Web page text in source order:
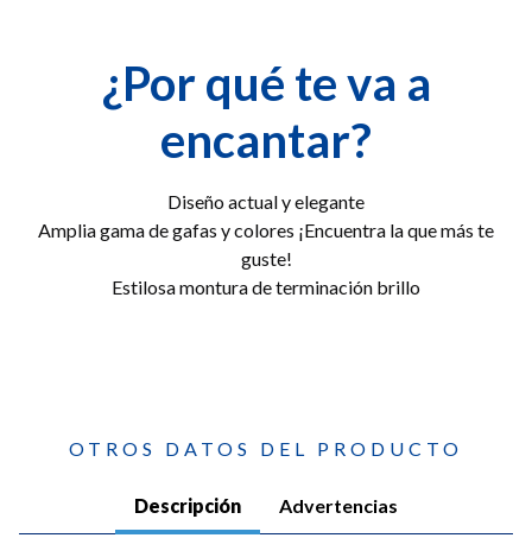
¿Por qué te va a
encantar?
Diseño actual y elegante
Amplia gama de gafas y colores ¡Encuentra la que más te
guste!
Estilosa montura de terminación brillo
OTROS DATOS DEL PRODUCTO
Descripción Advertencias